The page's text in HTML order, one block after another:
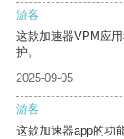
游客
这款加速器VPM应
护。
2025-09-05
游客
这款加速器app的功